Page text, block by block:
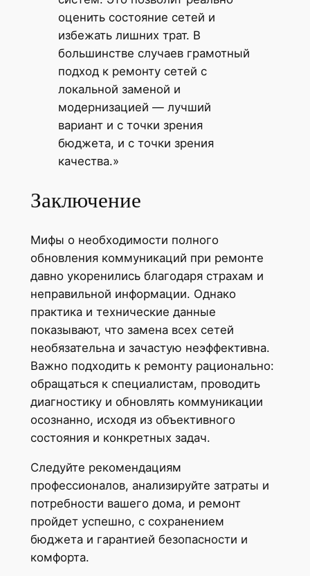
оценить состояние сетей и
избежать лишних трат. В
большинстве случаев грамотный
подход к ремонту сетей с
локальной заменой и
модернизацией — лучший
вариант и с точки зрения
бюджета, и с точки зрения
качества.»
Заключение
Мифы о необходимости полного
обновления коммуникаций при ремонте
давно укоренились благодаря страхам и
неправильной информации. Однако
практика и технические данные
показывают, что замена всех сетей
необязательна и зачастую неэффективна.
Важно подходить к ремонту рационально:
обращаться к специалистам, проводить
диагностику и обновлять коммуникации
осознанно, исходя из объективного
состояния и конкретных задач.
Следуйте рекомендациям
профессионалов, анализируйте затраты и
потребности вашего дома, и ремонт
пройдет успешно, с сохранением
бюджета и гарантией безопасности и
комфорта.